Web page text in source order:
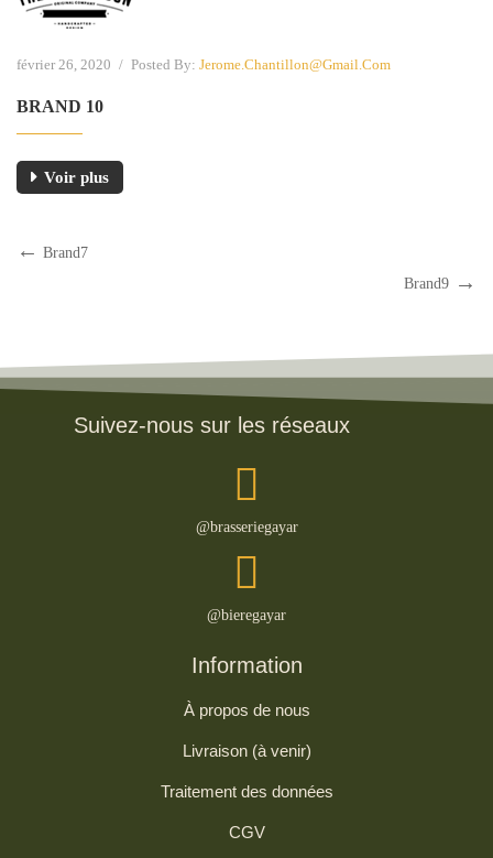
février 26, 2020 / Posted By: Jerome.chantillon@gmail.com
BRAND 10
Voir plus
Brand7
Brand9
Suivez-nous sur les réseaux
@brasseriegayar
@bieregayar
Information
À propos de nous
Livraison (à venir)
Traitement des données
CGV